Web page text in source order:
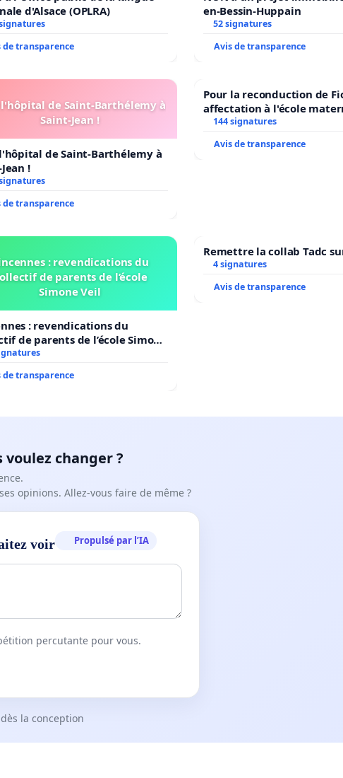
d'Alsace (OPLRA)
de transparence
en-Bessin-Huppain
52 signatures
Avis de transparence
de Saint-Barthélemy à
Saint-Jean !
de Saint-Barthélemy à
!
de transparence
Pour la reconduction de
affectation à l'école
LAMARTINE auprès de Léo
144 signatures
Avis de transparence
: revendications du
de parents de l’école
Simone Veil
: revendications du
de parents de l’école Simone
de transparence
Remettre la collab Tadc
4 signatures
Avis de transparence
voulez changer ?
opinions. Allez-vous faire de même ?
voir Propulsé par l’IA
percutante pour vous.
la conception